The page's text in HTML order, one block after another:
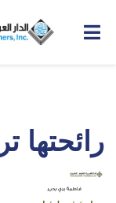
رائحتها